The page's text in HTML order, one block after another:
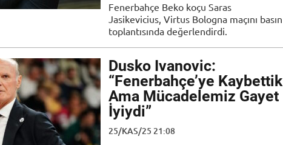
Fenerbahçe Beko koçu Saras
Jasikevicius, Virtus Bologna maçını basın
toplantısında değerlendirdi.
Dusko Ivanovic:
“Fenerbahçe’ye Kaybettik
Ama Mücadelemiz Gayet
İyiydi”
25/KAS/25 21:08